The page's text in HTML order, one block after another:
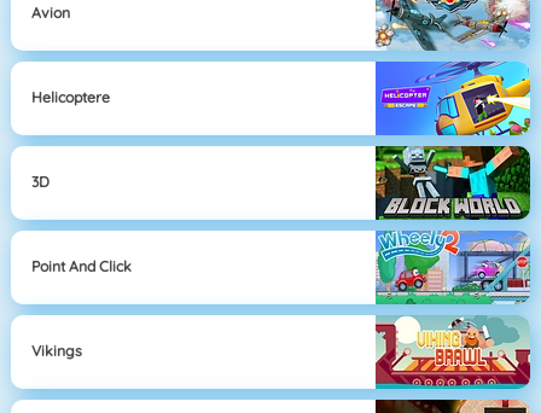
Avion
Helicoptere
3D
Point And Click
Vikings